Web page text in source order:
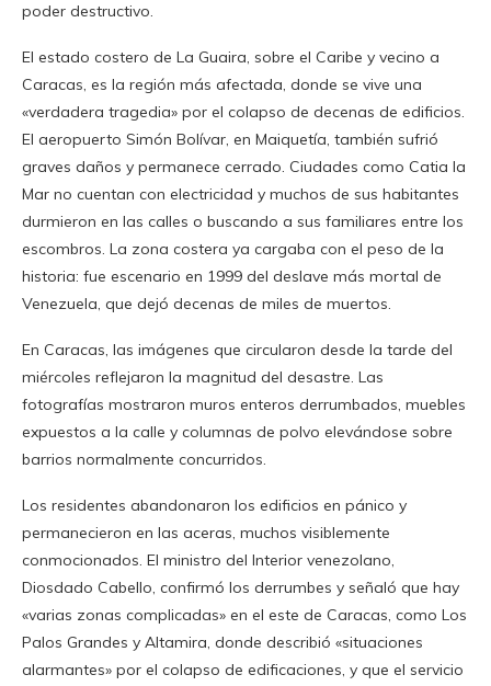
poder destructivo.
El estado costero de La Guaira, sobre el Caribe y vecino a
Caracas, es la región más afectada, donde se vive una
«verdadera tragedia» por el colapso de decenas de edificios.
El aeropuerto Simón Bolívar, en Maiquetía, también sufrió
graves daños y permanece cerrado. Ciudades como Catia la
Mar no cuentan con electricidad y muchos de sus habitantes
durmieron en las calles o buscando a sus familiares entre los
escombros. La zona costera ya cargaba con el peso de la
historia: fue escenario en 1999 del deslave más mortal de
Venezuela, que dejó decenas de miles de muertos.
En Caracas, las imágenes que circularon desde la tarde del
miércoles reflejaron la magnitud del desastre. Las
fotografías mostraron muros enteros derrumbados, muebles
expuestos a la calle y columnas de polvo elevándose sobre
barrios normalmente concurridos.
Los residentes abandonaron los edificios en pánico y
permanecieron en las aceras, muchos visiblemente
conmocionados. El ministro del Interior venezolano,
Diosdado Cabello, confirmó los derrumbes y señaló que hay
«varias zonas complicadas» en el este de Caracas, como Los
Palos Grandes y Altamira, donde describió «situaciones
alarmantes» por el colapso de edificaciones, y que el servicio